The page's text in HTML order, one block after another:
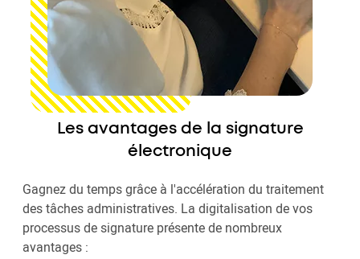
Les avantages de la signature
électronique
Gagnez du temps grâce à l'accélération du traitement
des tâches administratives. La digitalisation de vos
processus de signature présente de nombreux
avantages :